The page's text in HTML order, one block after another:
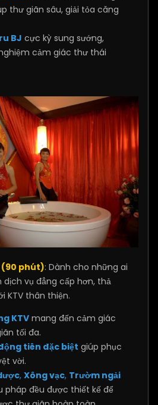
thư giãn sâu, giải tỏa căng
BJ cực kỳ sung sướng,
cảm giác thư thái
(90 phút): Dành cho những ai
vụ đẳng cấp hơn, thả
KTV thân thiện.
KTV mang đến cảm giác
tối đa.
tiên đặc biệt giúp phục
vời.
, Xông vạc, Trườm ngải
pháp đều được thiết kế để